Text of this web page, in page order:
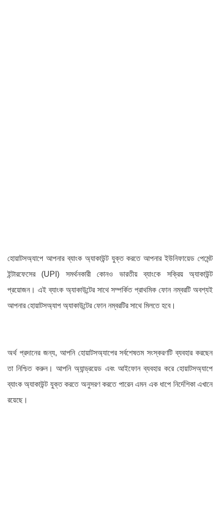
হোয়াটসঅ্যাপে আপনার ব্যাংক অ্যাকাউন্ট যুক্ত করতে আপনার ইউনিফায়েড পেমেন্ট
ইন্টারফেসের (UPI) সমর্থনকারী কোনও ভারতীয় ব্যাংকে সক্রিয় অ্যাকাউন্ট
প্রয়োজন। এই ব্যাংক অ্যাকাউন্টের সাথে সম্পর্কিত প্রাথমিক ফোন নম্বরটি অবশ্যই
আপনার হোয়াটসঅ্যাপ অ্যাকাউন্টের ফোন নম্বরটির সাথে মিলতে হবে।
অর্থ প্রদানের জন্য, আপনি হোয়াটসঅ্যাপের সর্বশেষতম সংস্করণটি ব্যবহার করছেন
তা নিশ্চিত করুন। আপনি অ্যান্ড্রয়েড এবং আইফোন ব্যবহার করে হোয়াটসঅ্যাপে
ব্যাংক অ্যাকাউন্ট যুক্ত করতে অনুসরণ করতে পারেন এমন এক ধাপে নির্দেশিকা এখানে
রয়েছে।